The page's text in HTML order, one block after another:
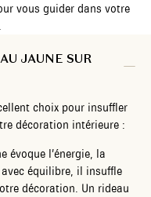
vous guider dans votre
JAUNE SUR
choix pour insuffler
décoration intérieure :
évoque l’énergie, la
équilibre, il insuffle
décoration. Un rideau